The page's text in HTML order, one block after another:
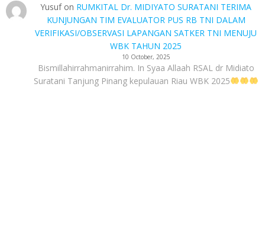
Yusufon RUMKITAL Dr. MIDIYATO SURATANI TERIMA
KUNJUNGAN TIM EVALUATOR PUS RB TNI DALAM
VERIFIKASI/OBSERVASI LAPANGAN SATKER TNI MENUJU
WBK TAHUN 2025
10 October, 2025
Bismillahirrahmanirrahim. In Syaa Allaah RSAL dr Midiato
Suratani Tanjung Pinang kepulauan Riau WBK 2025